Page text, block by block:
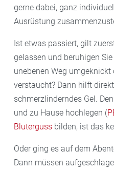
gerne dabei, ganz
Ausrüstung
Ist etwas passiert, gilt
gelassen und beruhigen
unebenen Weg
verstaucht? Dann hilft
schmerzlinderndes Gel.
und zu Hause hochlegen (
Bluterguss bilden, ist das
Oder ging es auf dem
Dann müssen